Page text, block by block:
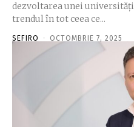
dezvoltarea unei
trendul în tot ceea ce...
SEFIRO - OCTOMBRIE 7, 2025